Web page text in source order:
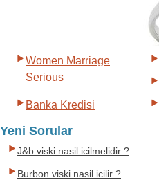
Women Marriage
Serious
Banka Kredisi
Yeni Sorular
J&b viski nasil icilmelidir ?
Burbon viski nasil icilir ?